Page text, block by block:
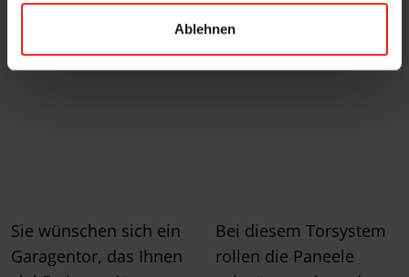
Ablehnen
Sie wünschen sich ein
Garagentor, das Ihnen
Bei diesem Torsystem
rollen die Paneele